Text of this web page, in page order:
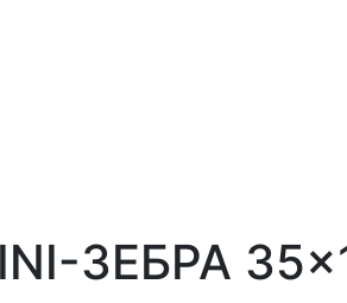
ЗЕБРА